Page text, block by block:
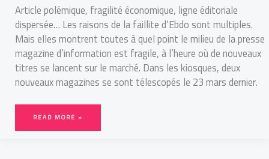
Article polémique, fragilité économique, ligne éditoriale
dispersée… Les raisons de la faillite d’Ebdo sont multiples.
Mais elles montrent toutes à quel point le milieu de la presse
magazine d’information est fragile, à l’heure où de nouveaux
titres se lancent sur le marché. Dans les kiosques, deux
nouveaux magazines se sont télescopés le 23 mars dernier.
READ MORE »